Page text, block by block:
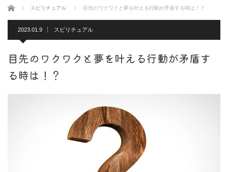
ホーム スピリチュアル 目先のワクワクと夢を叶える行動が矛盾する時は！？
2023.01.9 スピリチュアル
目先のワクワクと夢を叶える行動が矛盾す
る時は！？